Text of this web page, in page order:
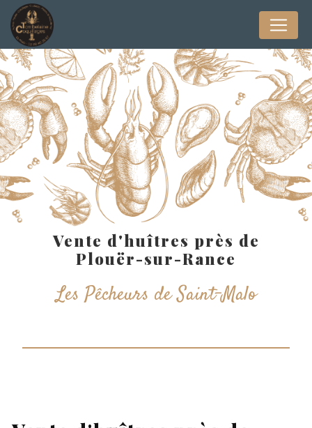
Vente d'huîtres près de
Plouër-sur-Rance
Les Pêcheurs de Saint-Malo
Panneau de gestion des cookies